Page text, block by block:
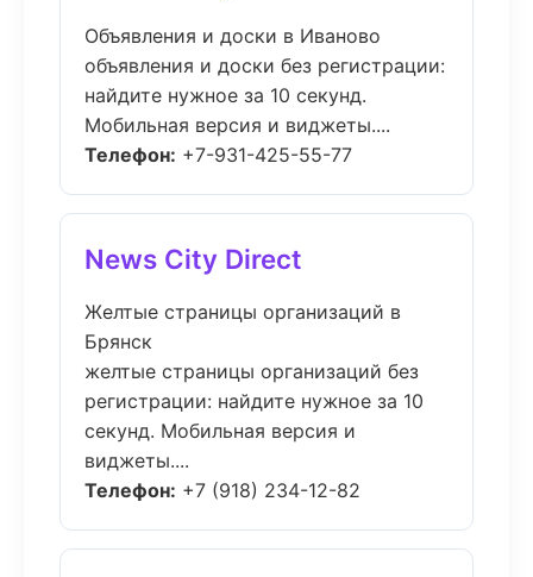
Объявления и доски в Иваново
объявления и доски без регистрации:
найдите нужное за 10 секунд.
Мобильная версия и виджеты....
Телефон: +7-931-425-55-77
News City Direct
Желтые страницы организаций в
Брянск
желтые страницы организаций без
регистрации: найдите нужное за 10
секунд. Мобильная версия и
виджеты....
Телефон: +7 (918) 234-12-82